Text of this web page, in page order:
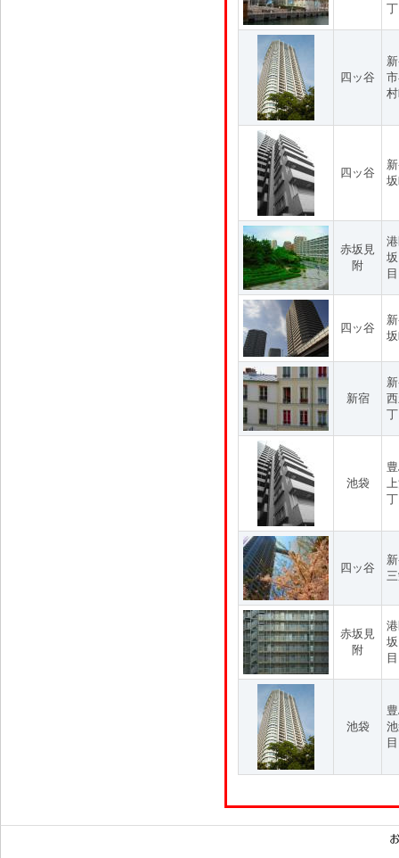
四ッ谷
四ッ谷
赤坂見
附
目
四ッ谷
新宿
池袋
四ッ谷
赤坂見
附
目
池袋
目